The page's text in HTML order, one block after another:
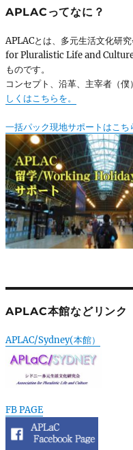
APLACってなに？
APLACとは、多元生活文化研
for Pluralistic Life and Culture
ものです。
コンセプト、沿革、主宰者（僕
しくはこちらを。
一括パック現地サポートはこち
APLAC本館などリンク
APLAC/Sydney(本館）
FB PAGE